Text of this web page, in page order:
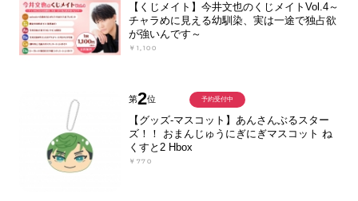
【くじメイト】今井文也のくじメイトVol.4～
チャラめに見える幼馴染、実は一途で独占欲
が強いんです～
￥1,100
第2位
【グッズ-マスコット】あんさんぶるスター
ズ！！ おまんじゅうにぎにぎマスコット ね
くすと2 Hbox
￥770
予約受付中